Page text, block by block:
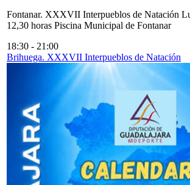
Fontanar. XXXVII Interpueblos de Natación
12,30 horas Piscina Municipal de Fontanar
18:30 - 21:00
Brihuega. XXXVII Interpueblos de Natación